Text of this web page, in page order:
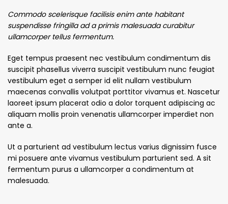
Commodo scelerisque facilisis enim ante habitant
suspendisse fringilla ad a primis malesuada curabitur
ullamcorper tellus fermentum.
Eget tempus praesent nec vestibulum condimentum dis
suscipit phasellus viverra suscipit vestibulum nunc feugiat
vestibulum eget a semper id elit nullam vestibulum
maecenas convallis volutpat porttitor vivamus et. Nascetur
laoreet ipsum placerat odio a dolor torquent adipiscing ac
aliquam mollis proin venenatis ullamcorper imperdiet non
ante a.
Ut a parturient ad vestibulum lectus varius dignissim fusce
mi posuere ante vivamus vestibulum parturient sed. A sit
fermentum purus a ullamcorper a condimentum at
malesuada.